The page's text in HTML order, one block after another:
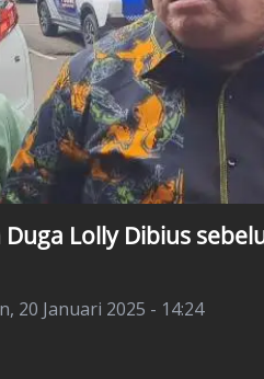
Lolly Dibius
20 Januari 2025 - 14:24